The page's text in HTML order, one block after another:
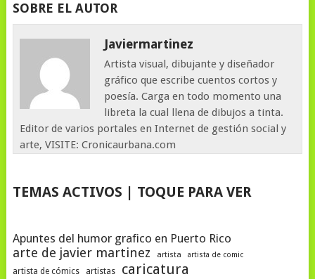
SOBRE EL AUTOR
Javiermartinez
Artista visual, dibujante y diseñador
gráfico que escribe cuentos cortos y
poesía. Carga en todo momento una
libreta la cual llena de dibujos a tinta.
Editor de varios portales en Internet de gestión social y
arte, VISITE: Cronicaurbana.com
TEMAS ACTIVOS | TOQUE PARA VER
Apuntes del humor grafico en Puerto Rico
arte de javier martinez artista artista de comic
artista de cómics artistas caricatura